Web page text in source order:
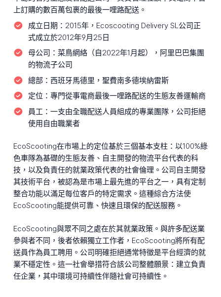
上訂購的數百萬包裹的最後一哩路配送。
成立日期： 2015年，Ecoscooting Delivery SL公司正
式成立於2012年9月25日
母公司： 菜鳥網絡（自2022年1月起），阿里巴巴集團
的物流子公司
總部： 西班牙馬德里，聖費南多德埃納雷斯
定位： 專門從事電商最後一哩路配送的生態友善運輸商
員工： 一支由全職配送人員組成的專業團隊，公司拒絕
使用自由職業者
EcoScooting在市場上的定位基於三個基本支柱：以100%綠
色車隊為基礎的生態友善、自主開發的物流平台代表的科
技，以及負責任的就業政策代表的社會倫理。公司自主開發
其技術平台，被認為是市場上最先進的平台之一，具有定制
整合功能以滿足每位客戶的特定需求。這種綜合方法使
EcoScooting能提供可靠、快速且環保的配送服務。
EcoScooting與眾不同之處在於其就業政策。與許多配送業
參與者不同，後者依賴獨立工作者，EcoScooting將所有配
送員作為員工聘用。公司明確拒絕通常特徵是平台經濟的就
業不穩定性。這一社會舉措符合該公司整體願景：建立負責
任企業，其中環境可持續性伴隨社會可持續性。